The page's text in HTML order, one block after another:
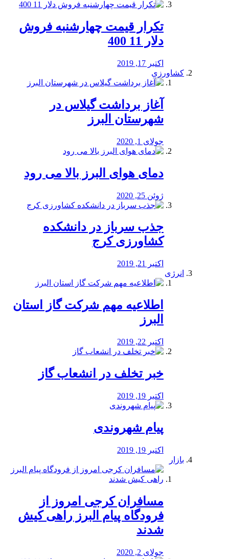
تکرار قیمت چهارشنبه فروش
دلار 11 400
اکتبر 17, 2019
کشاورزی
آغاز برداشت گیلاس در
شهرستان البرز
جولای 1, 2020
دمای هوای البرز بالا می رود
ژوئن 25, 2020
جذب سرباز در دانشکده
کشاورزی کرج
اکتبر 21, 2019
انرژی
️اطلاعیه مهم شرکت گاز استان
البرز
اکتبر 22, 2019
خبر تخلف در انشعاب گاز
اکتبر 19, 2019
پیام شهروندی
اکتبر 19, 2019
بازار
مسافران کرجی امروز از
فرودگاه پیام البرز راهی کیش
شدند
جولای 2, 2020